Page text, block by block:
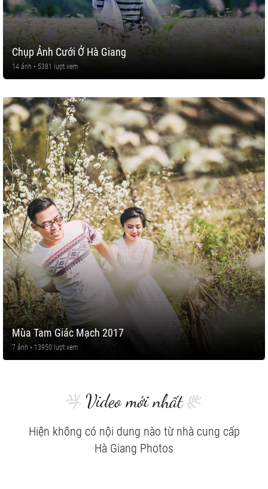
Chụp Ảnh Cưới Ở Hà Giang
14 ảnh • 5381 lượt xem
Mùa Tam Giác Mạch 2017
7 ảnh • 13950 lượt xem
Video mới nhất
Hiện không có nội dung nào từ nhà cung cấp
Hà Giang Photos